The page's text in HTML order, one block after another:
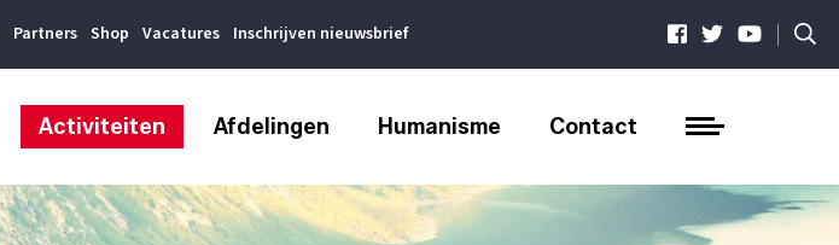
Partners Shop Vacatures Inschrijven nieuwsbrief |
Activiteiten Afdelingen Humanisme Contact